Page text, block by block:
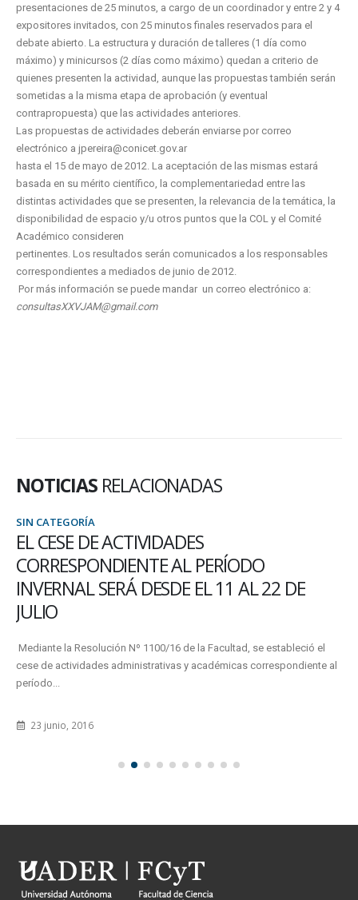
presentaciones de 25 minutos, a cargo de un coordinador y entre 2 y 4
expositores invitados, con 25 minutos finales reservados para el
debate abierto. La estructura y duración de talleres (1 día como
máximo) y minicursos (2 días como máximo) quedan a criterio de
quienes presenten la actividad, aunque las propuestas también serán
sometidas a la misma etapa de aprobación (y eventual
contrapropuesta) que las actividades anteriores.
Las propuestas de actividades deberán enviarse por correo
electrónico a jpereira@conicet.gov.ar
hasta el 15 de mayo de 2012. La aceptación de las mismas estará
basada en su mérito científico, la complementariedad entre las
distintas actividades que se presenten, la relevancia de la temática, la
disponibilidad de espacio y/u otros puntos que la COL y el Comité
Académico consideren
pertinentes. Los resultados serán comunicados a los responsables
correspondientes a mediados de junio de 2012.
Por más información se puede mandar un correo electrónico a:
consultasXXVJAM@gmail.com
NOTICIAS RELACIONADAS
SIN CATEGORÍA
EL CESE DE ACTIVIDADES
CORRESPONDIENTE AL PERÍODO
INVERNAL SERÁ DESDE EL 11 AL 22 DE
JULIO
Mediante la Resolución Nº 1100/16 de la Facultad, se estableció el
cese de actividades administrativas y académicas correspondiente al
período...
23 junio, 2016